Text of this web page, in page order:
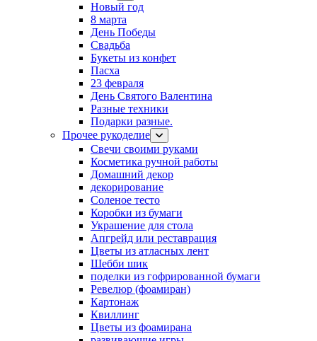
Новый год
8 марта
День Победы
Свадьба
Букеты из конфет
Пасха
23 февраля
День Святого Валентина
Разные техники
Подарки разные.
Прочее рукоделие
Свечи своими руками
Косметика ручной работы
Домашний декор
декорирование
Соленое тесто
Коробки из бумаги
Украшение для стола
Апгрейд или реставрация
Цветы из атласных лент
Шебби шик
поделки из гофрированной бумаги
Ревелюр (фоамиран)
Картонаж
Квиллинг
Цветы из фоамирана